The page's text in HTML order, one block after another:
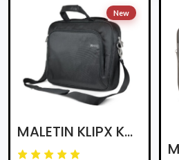
New
MALETIN KLIPX KNC-025 CLASSIC ESSENTIAL 15.6plg NEGRO